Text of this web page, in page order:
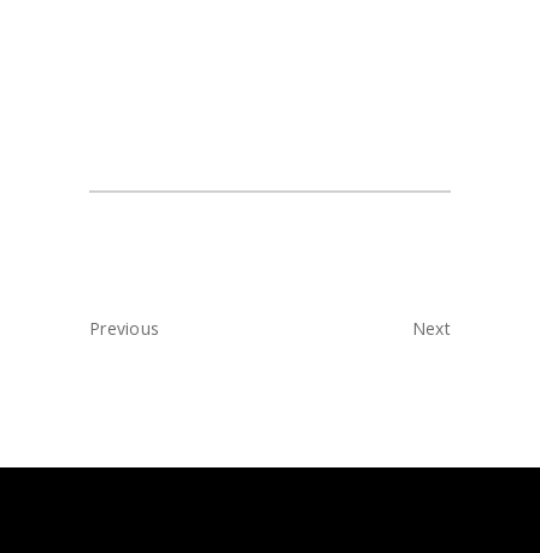
Previous Next